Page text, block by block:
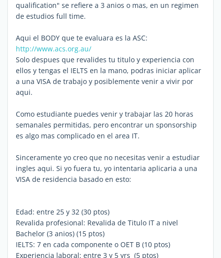
qualification" se refiere a 3 anios o mas, en un regimen
de estudios full time.
Aqui el BODY que te evaluara es la ASC:
http://www.acs.org.au/
Solo despues que revalides tu titulo y experiencia con
ellos y tengas el IELTS en la mano, podras iniciar aplicar
a una VISA de trabajo y posiblemente venir a vivir por
aqui.
Como estudiante puedes venir y trabajar las 20 horas
semanales permitidas, pero encontrar un sponsorship
es algo mas complicado en el area IT.
Sinceramente yo creo que no necesitas venir a estudiar
ingles aqui. Si yo fuera tu, yo intentaria aplicaria a una
VISA de residencia basado en esto:
Edad: entre 25 y 32 (30 ptos)
Revalida profesional: Revalida de Titulo IT a nivel
Bachelor (3 anios) (15 ptos)
IELTS: 7 en cada componente o OET B (10 ptos)
Experiencia laboral: entre 3 y 5 yrs (5 ptos)